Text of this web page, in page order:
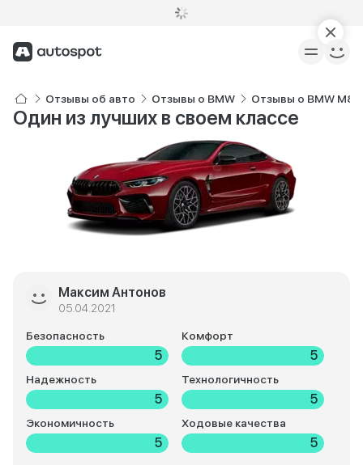
Отзывы об авто Отзывы о BMW Отзывы о BMW M8
Один из лучших в своем классе
Максим Антонов
05.04.2021
Безопасность
5
Комфорт
5
Надежность
5
Технологичность
5
Экономичность
5
Ходовые качества
5